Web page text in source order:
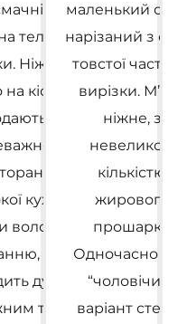
телячої
Ніжне
кістці
в
кухні.
вологому
м’ясо
дуже
та
маленький
нарізаний з
товстої
вирізки. М’ясо
ніжне, з
невеликою
кількістю
жирового
прошарку.
Одночасно –
“чоловічий”
варіант стейка